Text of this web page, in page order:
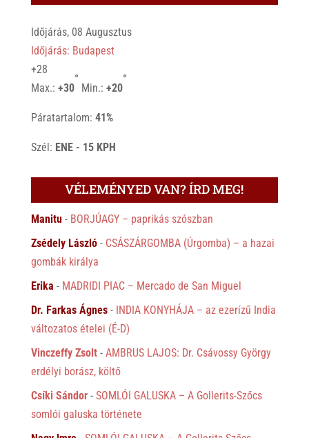
Időjárás, 08 Augusztus
Időjárás: Budapest
+28
Max.: +30
°
Min.: +20
°
Páratartalom: 41%
Szél: ENE - 15 KPH
VÉLEMÉNYED VAN? ÍRD MEG!
Manitu- BORJÚAGY – paprikás szószban
Zsédely László- CSÁSZÁRGOMBA (Úrgomba) – a hazai
gombák királya
Erika - MADRIDI PIAC – Mercado de San Miguel
Dr. Farkas Ágnes- INDIA KONYHÁJA – az ezerízű India
változatos ételei (É-D)
Vinczeffy Zsolt- AMBRUS LAJOS: Dr. Csávossy György
erdélyi borász, költő
Csíki Sándor- SOMLÓI GALUSKA – A Gollerits-Szőcs
somlói galuska története